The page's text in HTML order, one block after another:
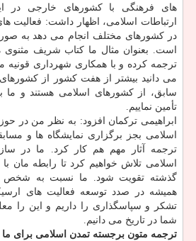
های فرهنگی با كشورهای خارجی در
ارتباطات اسلامی، اظهار داشت: فعالیت
در كشورهای مختلف انجام می دهد به
است. بعنوان مثال ما كتاب شریف
ترجمه كرده و با همكاری شهرداری قونیه
می دانید بیشتر از هفت كشور از
سابق، از كشورهای اسلامی هستند و ما
تأمین نماییم.
ابراهیمی تركمان افزود: به نظر من در
اسلامی بجز برگزاری نمایشگاه ها و
ترجمه آثار مهم هم كار كرد. ما در
اسلامی تلاش خواهیم كرد تا رابطه مان با
گذشته تقویت شود. ما نسبت به شخص
همیشه در صدد توسعه فعالیت های
تشكر و سپاسگذاری را داریم و این را
شما در تاریخ می دانیم.
ترجمه متون برجسته تمدن اسلامی برای ما